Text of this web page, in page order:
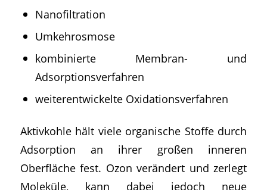
Nanofiltration
Umkehrosmose
kombinierte Membran- und
Adsorptionsverfahren
weiterentwickelte Oxidationsverfahren
Aktivkohle hält viele organische Stoffe durch
Adsorption an ihrer großen inneren
Oberfläche fest. Ozon verändert und zerlegt
Moleküle, kann dabei jedoch neue